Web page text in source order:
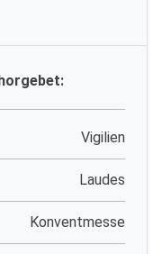
Vigilien
Laudes
Konventmesse